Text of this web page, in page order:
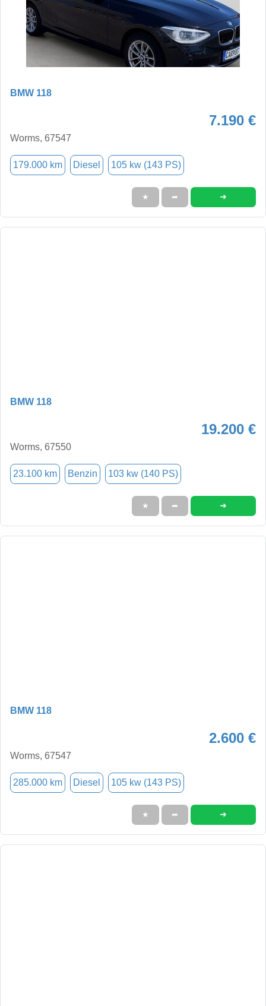
BMW 118
7.190 €
Worms, 67547
179.000 km Diesel 105 kw (143 PS)
★ ➦ ➜
BMW 118
19.200 €
Worms, 67550
23.100 km Benzin 103 kw (140 PS)
★ ➦ ➜
BMW 118
2.600 €
Worms, 67547
285.000 km Diesel 105 kw (143 PS)
★ ➦ ➜